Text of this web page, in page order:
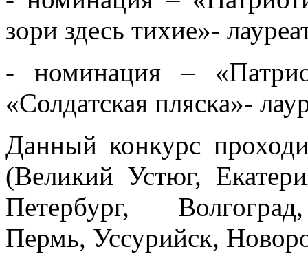
зори здесь тихие»-
- ⁠номинация –
«Солдатская пляска»-
Данный конкурс
(Великий Устюг,
Петербург,
Пермь, Уссурийск,